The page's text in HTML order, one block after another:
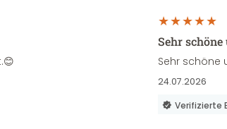
Sehr
Sehr schöne
24.07.2026
Verifizierte